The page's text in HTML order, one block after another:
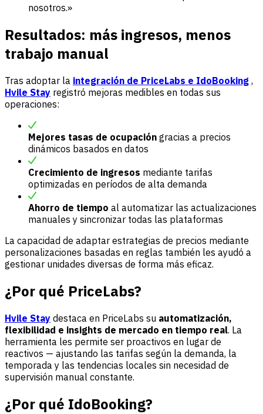
nosotros.»
Resultados: más ingresos, menos
trabajo manual
Tras adoptar la integración de PriceLabs e IdoBooking ,
Hvile Stay registró mejoras medibles en todas sus
operaciones:
Mejores tasas de ocupación gracias a precios
dinámicos basados en datos
Crecimiento de ingresos mediante tarifas
optimizadas en períodos de alta demanda
Ahorro de tiempo al automatizar las actualizaciones
manuales y sincronizar todas las plataformas
La capacidad de adaptar estrategias de precios mediante
personalizaciones basadas en reglas también les ayudó a
gestionar unidades diversas de forma más eficaz.
¿Por qué PriceLabs?
Hvile Stay destaca en PriceLabs su automatización,
flexibilidad e insights de mercado en tiempo real. La
herramienta les permite ser proactivos en lugar de
reactivos — ajustando las tarifas según la demanda, la
temporada y las tendencias locales sin necesidad de
supervisión manual constante.
¿Por qué IdoBooking?